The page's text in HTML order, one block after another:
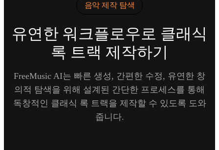
음악 제작 탐색
유연한 워크플로우로 클래식
록 트랙 제작하기
FreeMusic AI는 빠른 생성, 간편한 수정, 유연한 창
의적 탐색을 위해 설계된 간단한 프로세스를 통해
독창적인 클래식 록 트랙을 제작할 수 있도록 도와
줍니다.